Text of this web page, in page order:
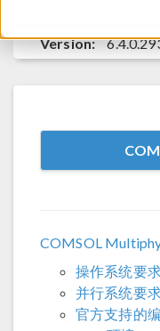
Version:
COMSOL
操作系统要
并行系统要
官方支持的